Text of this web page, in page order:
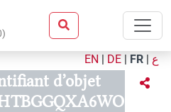
)
EN | DE | FR | ع
d’objet